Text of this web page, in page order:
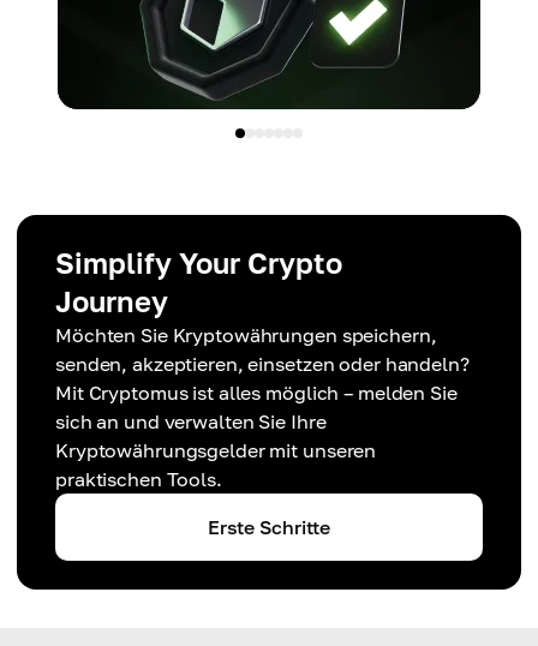
Simplify Your Crypto
Journey
Möchten Sie Kryptowährungen speichern,
senden, akzeptieren, einsetzen oder handeln?
Mit Cryptomus ist alles möglich – melden Sie
sich an und verwalten Sie Ihre
Kryptowährungsgelder mit unseren
praktischen Tools.
Erste Schritte